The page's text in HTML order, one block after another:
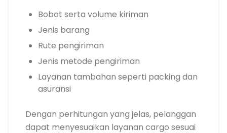
Bobot serta volume kiriman
Jenis barang
Rute pengiriman
Jenis metode pengiriman
Layanan tambahan seperti packing dan
asuransi
Dengan perhitungan yang jelas, pelanggan
dapat menyesuaikan layanan cargo sesuai